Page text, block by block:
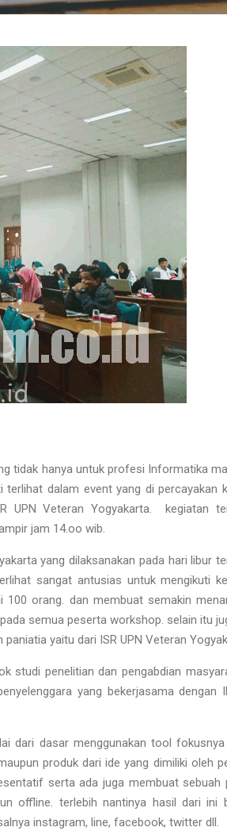
tidak hanya untuk profesi Informatika
dalam event yang di percayakan
UPN Veteran Yogyakarta. kegiatan
jam 14.oo wib.
yang dilaksanakan pada hari libur
sangat antusias untuk mengikuti
orang. dan membuat semakin
semua peserta workshop. selain itu
yaitu dari ISR UPN Veteran
studi penelitian dan pengabdian
yang bekerjasama dengan
dari dasar menggunakan tool
produk dari ide yang dimiliki oleh
serta ada juga membuat sebuah
offline. terlebih nantinya hasil dari ini
instagram, line, facebook, twitter dll.